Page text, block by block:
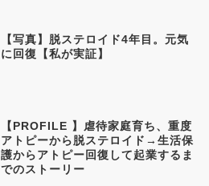
【写真】脱ステロイド4年目。元気
に回復【私が実証】
【PROFILE 】虐待家庭育ち、重度
アトピーから脱ステロイド→生活保
護からアトピー回復して起業するま
でのストーリー